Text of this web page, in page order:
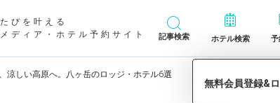
びを叶える
ディア・ホテル予約サイト
記事検索 ホテル検索 予
涼しい高原へ。八ヶ岳のロッジ・ホテル6選